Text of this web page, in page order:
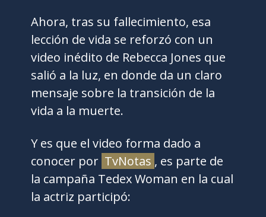
Ahora, tras su fallecimiento, esa
lección de vida se reforzó con un
video inédito de Rebecca Jones que
salió a la luz, en donde da un claro
mensaje sobre la transición de la
vida a la muerte.
Y es que el video forma dado a
conocer por TvNotas , es parte de
la campaña Tedex Woman en la cual
la actriz participó: